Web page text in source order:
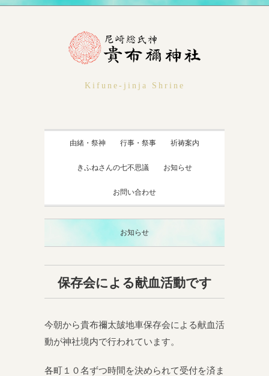
Kifune-jinja Shrine
由緒・祭神 行事・祭事 祈祷案内
きふねさんの七不思議 お知らせ
お問い合わせ
お知らせ
保存会による献血活動です
今朝から貴布禰太皷地車保存会による献血活
動が神社境内で行われています。
各町１０名ずつ時間を決められて受付を済ま